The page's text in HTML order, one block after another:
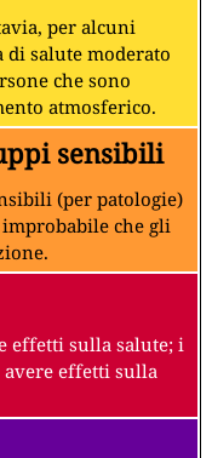
per alcuni
salute moderato
che sono
atmosferico.
sensibili
(per patologie)
che gli
effetti sulla salute; i
effetti sulla